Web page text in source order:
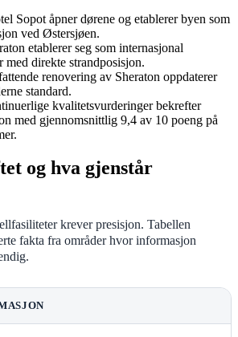
Sopot åpner dørene og etablerer byen som
ved Østersjøen.
etablerer seg som internasjonal
med direkte strandposisjon.
renovering av Sheraton oppdaterer
standard.
kvalitetsvurderinger bekrefter
med gjennomsnittlig 9,4 av 10 poeng på
og hva gjenstår
krever presisjon. Tabellen
fakta fra områder hvor informasjon